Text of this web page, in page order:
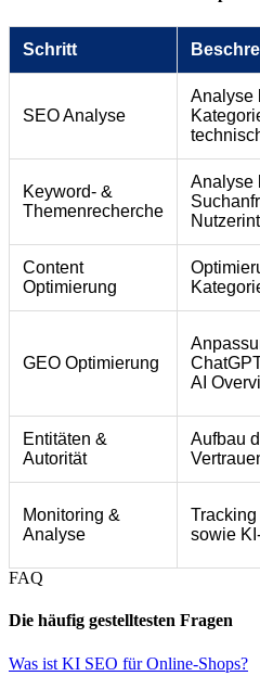
Schritt
SEO Analyse
Analyse
Keyword- &
Themenrecherche
Analyse
Content
Optimierung
GEO Optimierung
AI
Entitäten &
Autorität
Aufbau
Monitoring &
Analyse
sowie
FAQ
Die häufig gestelltesten Fragen
Was ist KI SEO für Online-Shops?